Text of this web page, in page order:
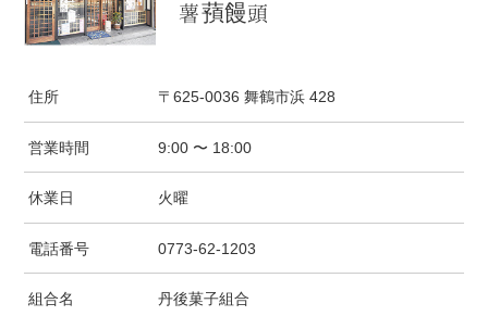
薯蕷饅頭
住所 〒625-0036 舞鶴市浜 428
営業時間 9:00 〜 18:00
休業日 火曜
電話番号 0773-62-1203
組合名 丹後菓子組合